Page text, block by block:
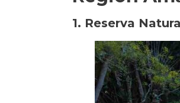
1. Reserva